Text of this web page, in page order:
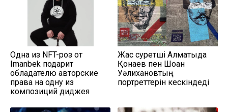
Одна из NFT-роз от
Imanbek подарит
обладателю авторские
права на одну из
композиций диджея
Жас суретші Алматыда
Қонаев пен Шоқан
Уәлихановтың
портреттерін кескіндеді